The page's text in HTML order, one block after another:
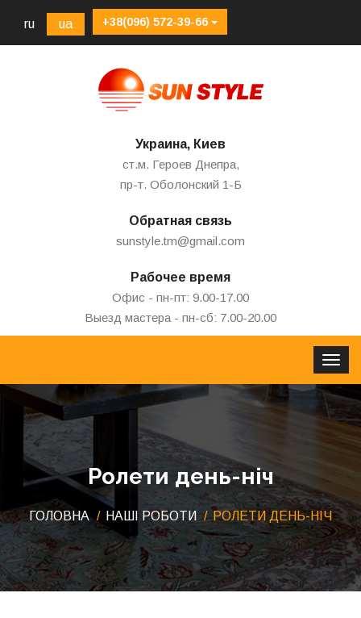
ru ua +38(096) 572-39-66
Украина, Киев
ст.м. Героев Днепра,
пр-т. Оболонский 1-Б
Обратная связь
sunstyle.tm@gmail.com
Рабочее время
Офис - пн-пт: 9.00-17.00
Выезд мастера - пн-сб: 7.00-20.00
Close
Ролети день-ніч
ГОЛОВНА НАШІ РОБОТИ РОЛЕТИ ДЕНЬ-НІЧ